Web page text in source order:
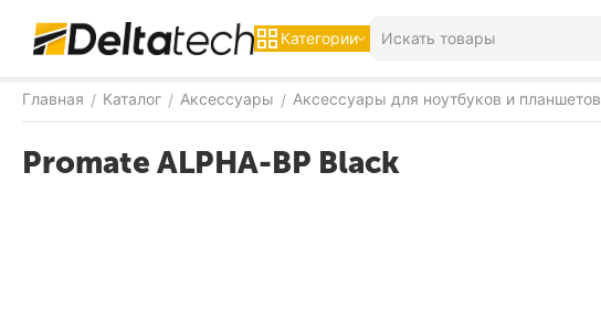
Категории
Главная / Каталог / Аксессуары / Аксессуары для ноутбуков и планшетов
Promate ALPHA-BP Black